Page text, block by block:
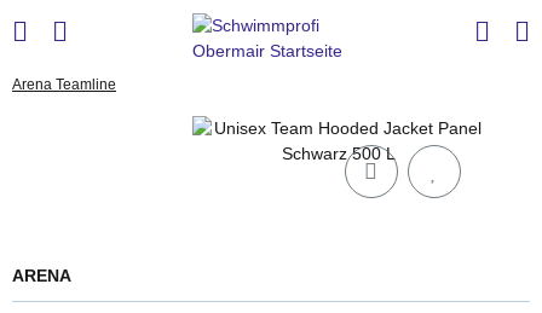
Arena Teamline
ARENA